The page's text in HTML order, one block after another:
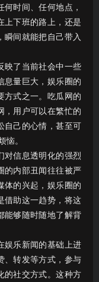
时间、任何地点，
上下班的路上，还是
瞬间就能把自己带入
映了当前社会中一些
息量巨大，娱乐圈的
方式之一。吃瓜网的
，用户可以在繁忙的
自己的心情，甚至可
恼。
对信息透明化的强烈
的内部丑闻往往被严
体的兴起，娱乐圈的
借助这一趋势，将这
能够随时随地了解背
娱乐新闻的基础上进
、转发等方式，参与
的社交方式。这种方